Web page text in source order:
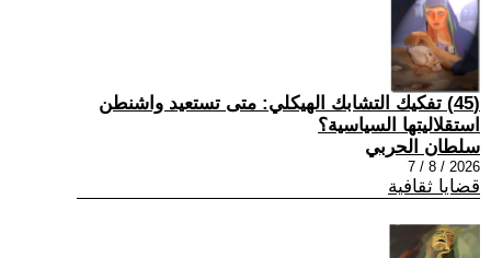
(45) تفكيك التشابك الهيكلي: متى تستعيد واشنطن
استقلاليتها السياسية؟
سلطان الحربي
2026 / 8 / 7
قضايا ثقافية